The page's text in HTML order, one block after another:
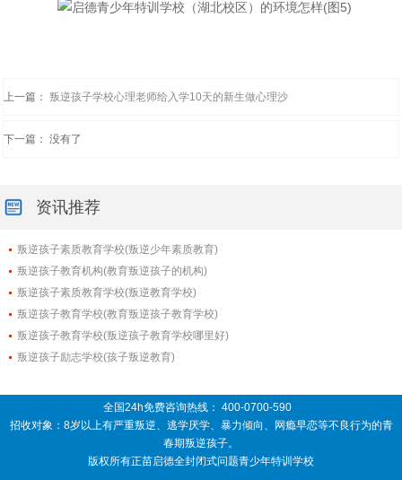
上一篇：叛逆孩子学校心理老师给入学10天的新生做心理沙
下一篇： 没有了
资讯推荐
叛逆孩子素质教育学校(叛逆少年素质教育)
叛逆孩子教育机构(教育叛逆孩子的机构)
叛逆孩子素质教育学校(叛逆教育学校)
叛逆孩子教育学校(教育叛逆孩子教育学校)
叛逆孩子教育学校(叛逆孩子教育学校哪里好)
叛逆孩子励志学校(孩子叛逆教育)
全国24h免费咨询热线： 400-0700-590
招收对象：8岁以上有严重叛逆、逃学厌学、暴力倾向、网瘾早恋等不良行为的青
春期叛逆孩子。
版权所有正苗启德全封闭式问题青少年特训学校